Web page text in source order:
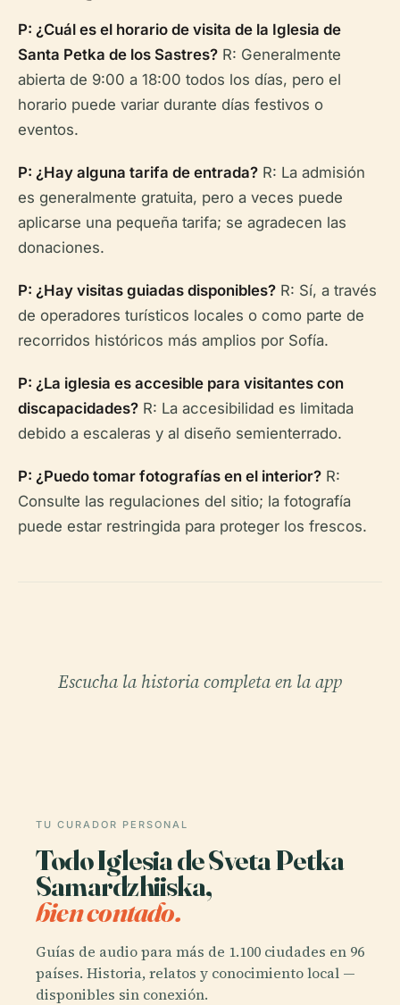
P: ¿Cuál es el horario de visita de la Iglesia de
Santa Petka de los Sastres? R: Generalmente
abierta de 9:00 a 18:00 todos los días, pero el
horario puede variar durante días festivos o
eventos.
P: ¿Hay alguna tarifa de entrada? R: La admisión
es generalmente gratuita, pero a veces puede
aplicarse una pequeña tarifa; se agradecen las
donaciones.
P: ¿Hay visitas guiadas disponibles? R: Sí, a través
de operadores turísticos locales o como parte de
recorridos históricos más amplios por Sofía.
P: ¿La iglesia es accesible para visitantes con
discapacidades? R: La accesibilidad es limitada
debido a escaleras y al diseño semienterrado.
P: ¿Puedo tomar fotografías en el interior? R:
Consulte las regulaciones del sitio; la fotografía
puede estar restringida para proteger los frescos.
Escucha la historia completa en la app
TU CURADOR PERSONAL
Todo Iglesia de Sveta Petka
Samardzhiiska,
bien contado.
Guías de audio para más de 1.100 ciudades en 96
países. Historia, relatos y conocimiento local —
disponibles sin conexión.